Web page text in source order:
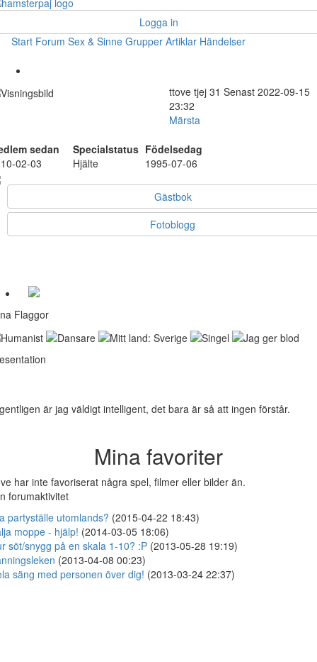
Logga in
Start Forum Sex & Sinne Grupper Artiklar Händelser
ttove tjej 31 Senast 2022-09-15
23:32
Märsta
sedan Specialstatus Födelsedag
02-03
Hjälte 1995-07-06
Gästbok
Fotoblogg
Flaggor
är jag väldigt intelligent, det bara är så att ingen förstår.
Mina favoriter
har inte favoriserat några spel, filmer eller bilder än.
forumaktivitet
partyställe utomlands? (2015-04-22 18:43)
moppe - hjälp! (2014-03-05 18:06)
söt/snygg på en skala 1-10? :P (2013-05-28 19:19)
(2013-04-08 00:23)
säng med personen över dig! (2013-03-24 22:37)